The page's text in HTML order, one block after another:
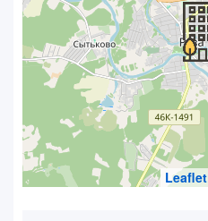
Leaflet